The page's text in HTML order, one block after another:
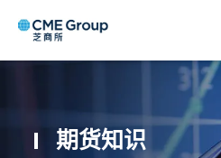
期货知识